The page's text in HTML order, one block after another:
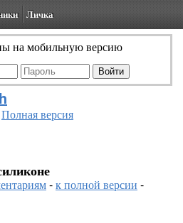
Личка
на мобильную версию
Полная версия
-к полной версии -